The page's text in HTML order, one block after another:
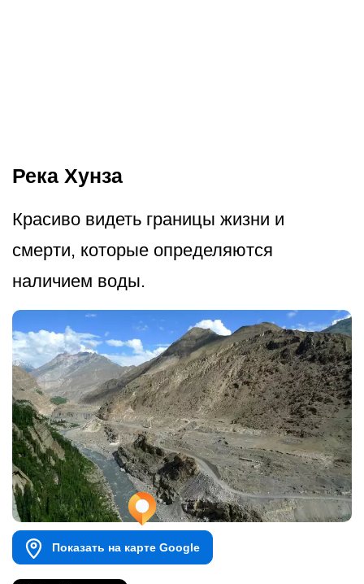
Река Хунза
Красиво видеть границы жизни и
смерти, которые определяются
наличием воды.
Показать на карте Google